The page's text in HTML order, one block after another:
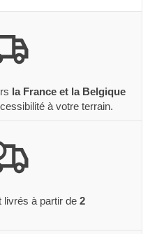
la France et la Belgique
à votre terrain.
livrés à partir de 2